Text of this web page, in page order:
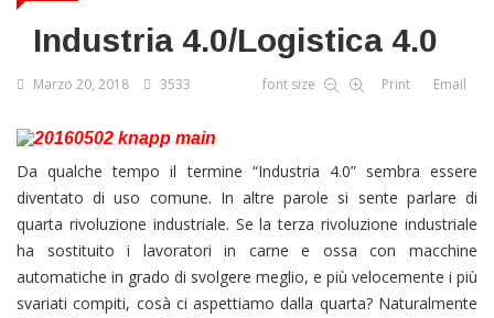
Industria 4.0/Logistica 4.0
Marzo 20, 2018 3533 font size Print Email
Da qualche tempo il termine “Industria 4.0” sembra essere
diventato di uso comune. In altre parole si sente parlare di
quarta rivoluzione industriale. Se la terza rivoluzione industriale
ha sostituito i lavoratori in carne e ossa con macchine
automatiche in grado di svolgere meglio, e più velocemente i più
svariati compiti, cosà ci aspettiamo dalla quarta? Naturalmente